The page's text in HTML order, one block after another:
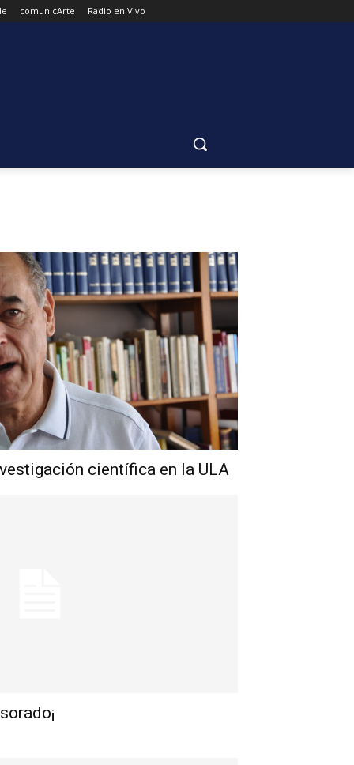
comunicArte Radio en Vivo
científica en la ULA